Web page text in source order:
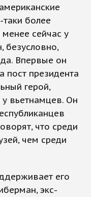
более
сейчас у
безусловно,
Впервые он
пост президента
герой,
вьетнамцев. Он
что среди
чем среди
его
экс-